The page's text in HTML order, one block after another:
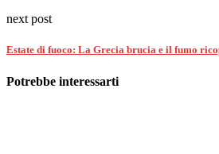
next post
Estate di fuoco: La Grecia brucia e il fumo
Potrebbe interessarti